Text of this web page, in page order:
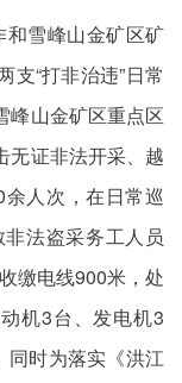
和雪峰山金矿区矿
支“打非治违”日常
峰山金矿区重点区
无证非法开采、越
人次，在日常巡
法盗采务工人员
缴电线900米，处
机3台、发电机3
同时为落实《洪江